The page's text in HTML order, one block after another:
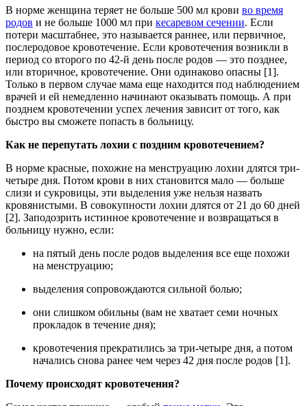
В норме женщина теряет не больше 500 мл крови во время
родов и не больше 1000 мл при кесаревом сечении. Если
потери масштабнее, это называется раннее, или первичное,
послеродовое кровотечение. Если кровотечения возникли в
период со второго по 42-й день после родов — это позднее,
или вторичное, кровотечение. Они одинаково опасны [1].
Только в первом случае мама еще находится под наблюдением
врачей и ей немедленно начинают оказывать помощь. А при
позднем кровотечении успех лечения зависит от того, как
быстро вы сможете попасть в больницу.
Как не перепутать лохии с поздним кровотечением?
В норме красные, похожие на менструацию лохии длятся три-
четыре дня. Потом крови в них становится мало — больше
слизи и сукровицы, эти выделения уже нельзя назвать
кровянистыми. В совокупности лохии длятся от 21 до 60 дней
[2]. Заподозрить истинное кровотечение и возвращаться в
больницу нужно, если:
на пятый день после родов выделения все еще похожи
на менструацию;
выделения сопровождаются сильной болью;
они слишком обильны (вам не хватает семи ночных
прокладок в течение дня);
кровотечения прекратились за три-четыре дня, а потом
начались снова ранее чем через 42 дня после родов [1].
Почему происходят кровотечения?